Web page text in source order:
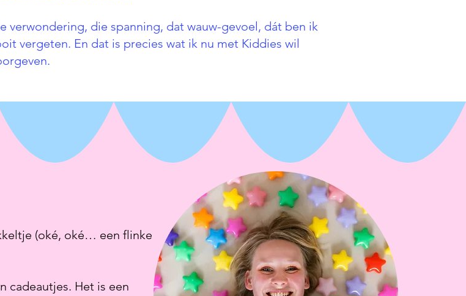
verwondering, die spanning, dat wauw-gevoel, dát ben ik
vergeten. En dat is precies wat ik nu met Kiddies wil
(oké, oké… een flinke
cadeautjes. Het is een